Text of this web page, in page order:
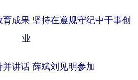
上海 江苏
成果 坚持在遵规守纪中干事创
业
讲话 薛斌刘见明参加